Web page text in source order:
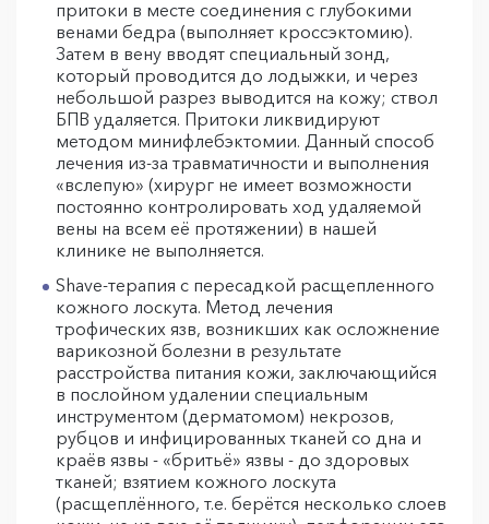
притоки в месте соединения с глубокими
венами бедра (выполняет кроссэктомию).
Затем в вену вводят специальный зонд,
который проводится до лодыжки, и через
небольшой разрез выводится на кожу; ствол
БПВ удаляется. Притоки ликвидируют
методом минифлебэктомии. Данный способ
лечения из-за травматичности и выполнения
«вслепую» (хирург не имеет возможности
постоянно контролировать ход удаляемой
вены на всем её протяжении) в нашей
клинике не выполняется.
Shave-терапия с пересадкой расщепленного
кожного лоскута. Метод лечения
трофических язв, возникших как осложнение
варикозной болезни в результате
расстройства питания кожи, заключающийся
в послойном удалении специальным
инструментом (дерматомом) некрозов,
рубцов и инфицированных тканей со дна и
краёв язвы - «бритьё» язвы - до здоровых
тканей; взятием кожного лоскута
(расщеплённого, т.е. берётся несколько слоев